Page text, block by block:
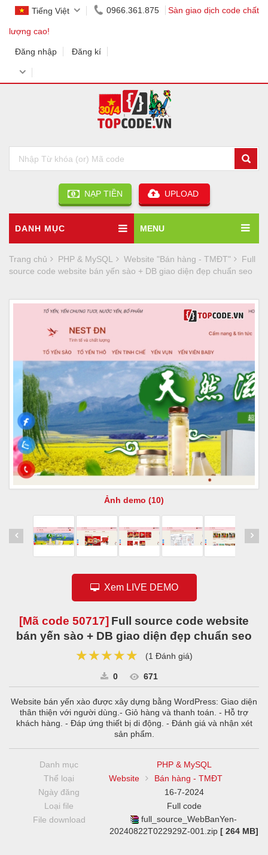
Tiếng Việt 0966.361.875 Sàn giao dịch code chất
lượng cao!
Đăng nhập Đăng kí
NẠP TIỀN UPLOAD
DANH MỤC MENU
Trang chủ PHP & MySQL Website "Bán hàng - TMĐT"
Full
source code website bán yến sào + DB giao diện đẹp chuẩn seo
Ảnh demo (10)
Xem LIVE DEMO
[Mã code 50717] Full source code website
bán yến sào + DB giao diện đẹp chuẩn seo
★★★★★
★★★★★
★★★★★ (1 Đánh giá)
0 671
Website bán yến xào được xây dựng bằng WordPress: Giao diện
thân thiện với người dùng.- Giỏ hàng và thanh toán. - Hỗ trợ
khách hàng. - Đáp ứng thiết bị di động. - Đánh giá và nhận xét
sản phẩm.
Danh mục
PHP & MySQL
Thể loại
Website
Bán hàng - TMĐT
Ngày đăng
16-7-2024
Loại file
Full code
File download
full_source_WebBanYen-
20240822T022929Z-001.zip [ 264 MB]